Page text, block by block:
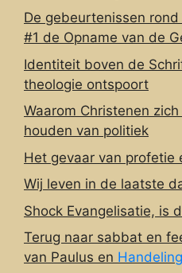
De gebeurtenissen
#1 de Opname van de
Identiteit boven de
theologie ontspoort
Waarom Christenen
houden van politiek
Het gevaar van profetie
Wij leven in de laatste
Shock Evangelisatie, is
Terug naar sabbat en
van Paulus en